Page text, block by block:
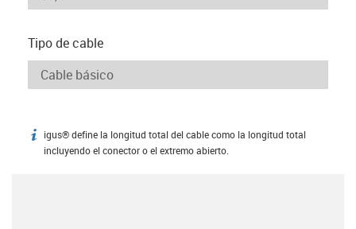
Tipo de cable
igus-icon-info
igus® define la longitud total del cable como la longitud total
incluyendo el conector o el extremo abierto.